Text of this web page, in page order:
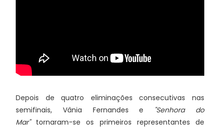
Depois de quatro eliminações consecutivas nas
semifinais, Vânia Fernandes e "Senhora do
Mar"tornaram-se os primeiros representantes de